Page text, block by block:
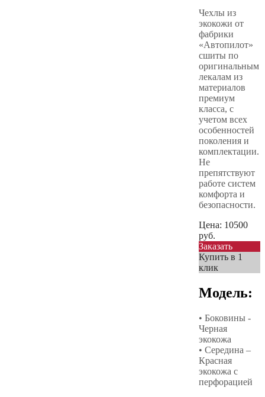
Чехлы из
экокожи от
фабрики
«Автопилот»
сшиты по
оригинальным
лекалам из
материалов
премиум
класса, с
учетом всех
особенностей
поколения и
комплектации.
Не
препятствуют
работе систем
комфорта и
безопасности.
Цена: 10500
руб.
Заказать
Купить в 1
клик
Модель:
• Боковины -
Черная
экокожа
• Середина –
Красная
экокожа с
перфорацией